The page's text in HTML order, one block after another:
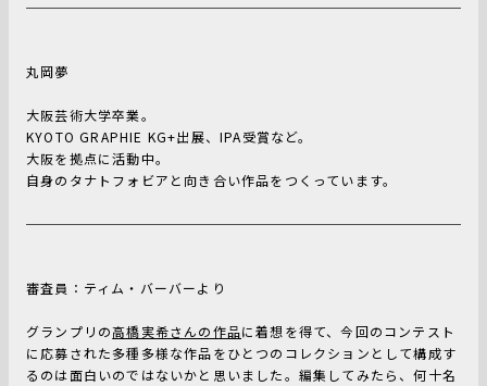
丸岡夢
大阪芸術大学卒業。
KYOTO GRAPHIE KG+出展、IPA受賞など。
大阪を拠点に活動中。
自身のタナトフォビアと向き合い作品をつくっています。
審査員：ティム・バーバーより
グランプリの高橋実希さんの作品に着想を得て、今回のコンテスト
に応募された多種多様な作品をひとつのコレクションとして構成す
るのは面白いのではないかと思いました。編集してみたら、何十名